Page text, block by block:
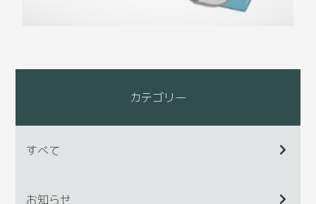
カテゴリー
すべて
お知らせ